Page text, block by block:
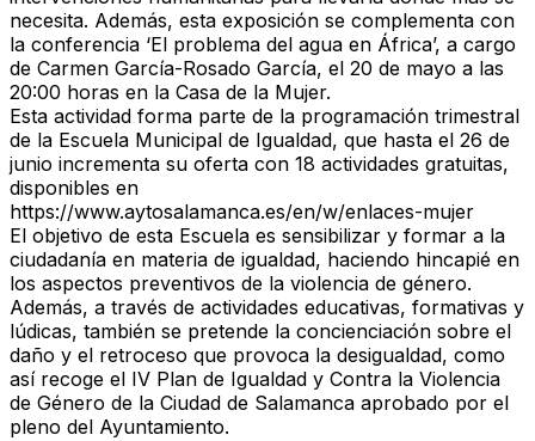
necesita. Además, esta exposición se complementa con
la conferencia ‘El problema del agua en África’, a cargo
de Carmen García-Rosado García, el 20 de mayo a las
20:00 horas en la Casa de la Mujer.
Esta actividad forma parte de la programación trimestral
de la Escuela Municipal de Igualdad, que hasta el 26 de
junio incrementa su oferta con 18 actividades gratuitas,
disponibles en
https://www.aytosalamanca.es/en/w/enlaces-mujer
El objetivo de esta Escuela es sensibilizar y formar a la
ciudadanía en materia de igualdad, haciendo hincapié en
los aspectos preventivos de la violencia de género.
Además, a través de actividades educativas, formativas y
lúdicas, también se pretende la concienciación sobre el
daño y el retroceso que provoca la desigualdad, como
así recoge el IV Plan de Igualdad y Contra la Violencia
de Género de la Ciudad de Salamanca aprobado por el
pleno del Ayuntamiento.